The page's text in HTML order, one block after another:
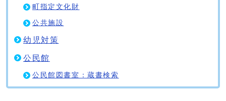
町指定文化財
公共施設
幼児対策
公民館
公民館図書室：蔵書検索